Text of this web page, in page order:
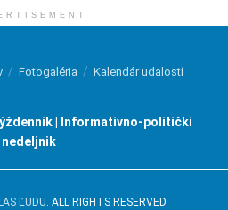
Fotogaléria Kalendár udalostí
| Informativno-politički
nedeljnik
ĽUDU. ALL RIGHTS RESERVED.